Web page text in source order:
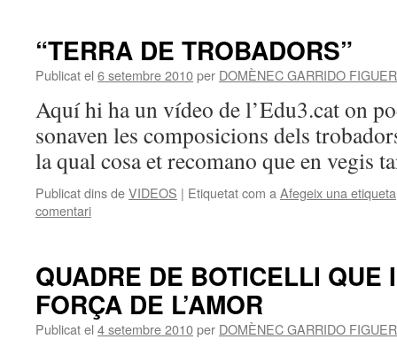
“TERRA DE TROBADORS”
Publicat el 6 setembre 2010per DOMÈNEC GARRIDO
Aquí hi ha un vídeo de l’Edu3.cat on
sonaven les composicions dels
la qual cosa et recomano que en vegis
Publicat dins deVIDEOS | Etiquetat com a Afegeix una etiqueta
comentari
QUADRE DE BOTICELLI QUE
FORÇA DE L’AMOR
Publicat el 4 setembre 2010per DOMÈNEC GARRIDO